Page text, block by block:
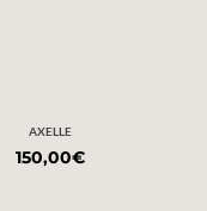
AXELLE
150,00€